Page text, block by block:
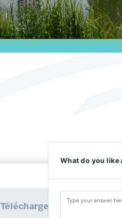
Télécharger l'application
What do you like